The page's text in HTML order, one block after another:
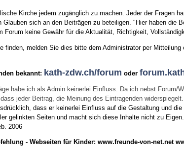
Kirche jedem zugänglich zu machen. Jeder der Fragen
sich an den Beiträgen zu beteiligen. "Hier haben die
keine Gewähr für die Aktualität, Richtigkeit,
finden, melden Sie dies bitte dem Administrator per Mitteilung
bekannt: kath-zdw.ch/forum oder
habe ich als Admin keinerlei Einfluss. Da ich nebst
jeder Beitrag, die Meinung des Eintragenden
dass er keinerlei Einfluss auf die Gestaltung und
gelinkten Seiten und macht sich diese Inhalte nicht zu Eigen.
2006
- Webseiten für Kinder: www.freunde-von-net.net